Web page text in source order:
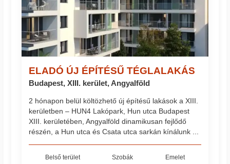
ELADÓ ÚJ ÉPÍTÉSŰ TÉGLALAKÁS
Budapest, XIII. kerület, Angyalföld
2 hónapon belül költözhető új építésű lakások a XIII.
kerületben – HUN4 Lakópark, Hun utca Budapest
XIII. kerületében, Angyalföld dinamikusan fejlődő
részén, a Hun utca és Csata utca sarkán kínálunk ...
Belső terület Szobák Emelet